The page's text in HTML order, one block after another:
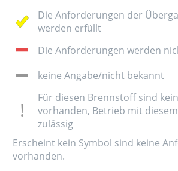
Die Anforderungen der
werden erfüllt
Die Anforderungen werden
keine Angabe/nicht bekannt
Für diesen Brennstoff sind
vorhanden, Betrieb mit
zulässig
Erscheint kein Symbol sind keine
vorhanden.